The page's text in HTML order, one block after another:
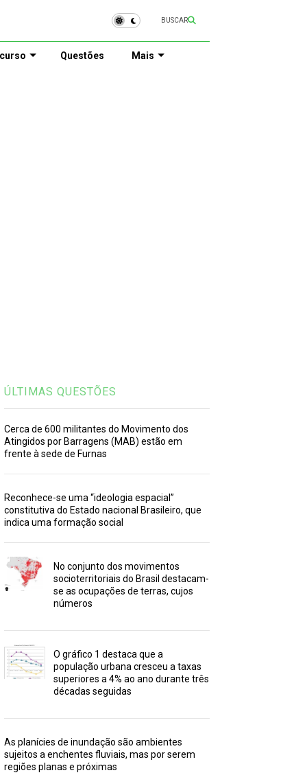
BUSCAR
Questões Mais
ÚLTIMAS QUESTÕES
Cerca de 600 militantes do Movimento dos
Atingidos por Barragens (MAB) estão em
frente à sede de Furnas
Reconhece-se uma “ideologia espacial”
constitutiva do Estado nacional Brasileiro, que
indica uma formação social
No conjunto dos movimentos
socioterritoriais do Brasil destacam-
se as ocupações de terras, cujos
números
O gráfico 1 destaca que a
população urbana cresceu a taxas
superiores a 4% ao ano durante três
décadas seguidas
As planícies de inundação são ambientes
sujeitos a enchentes fluviais, mas por serem
regiões planas e próximas